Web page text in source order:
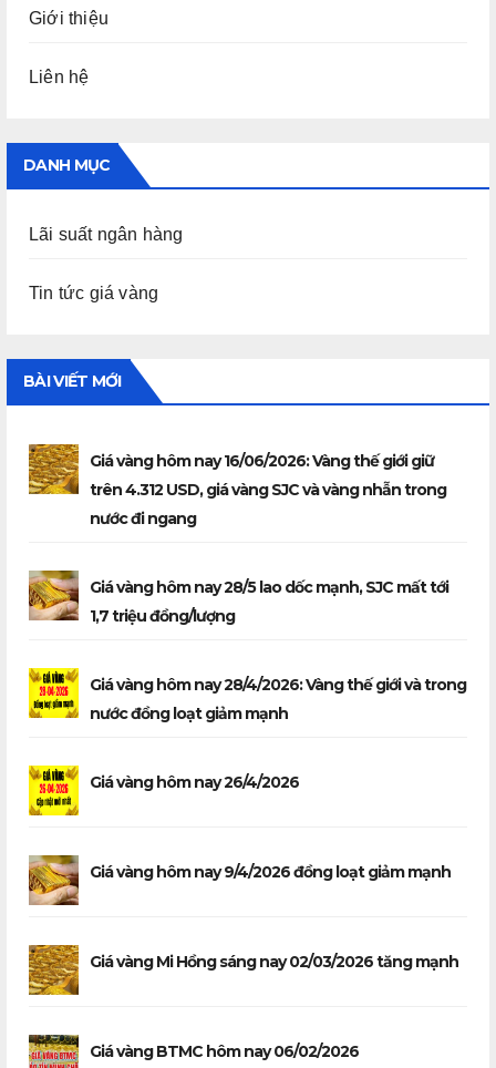
Giới thiệu
Liên hệ
DANH MỤC
Lãi suất ngân hàng
Tin tức giá vàng
BÀI VIẾT MỚI
Giá vàng hôm nay 16/06/2026: Vàng thế giới giữ
trên 4.312 USD, giá vàng SJC và vàng nhẫn trong
nước đi ngang
Giá vàng hôm nay 28/5 lao dốc mạnh, SJC mất tới
1,7 triệu đồng/lượng
Giá vàng hôm nay 28/4/2026: Vàng thế giới và trong
nước đồng loạt giảm mạnh
Giá vàng hôm nay 26/4/2026
Giá vàng hôm nay 9/4/2026 đồng loạt giảm mạnh
Giá vàng Mi Hồng sáng nay 02/03/2026 tăng mạnh
Giá vàng BTMC hôm nay 06/02/2026